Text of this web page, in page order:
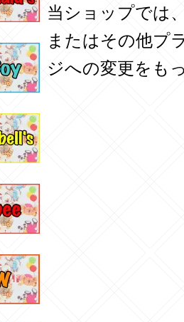
当ショップでは
またはその他プ
ジへの変更をも